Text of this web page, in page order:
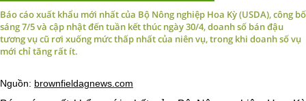
Báo cáo xuất khẩu mới nhất của Bộ Nông nghiệp Hoa Kỳ (USDA), công bố
sáng 7/5 và cập nhật đến tuần kết thúc ngày 30/4, doanh số bán đậu
tương vụ cũ rơi xuống mức thấp nhất của niên vụ, trong khi doanh số vụ
mới chỉ tăng rất ít.
Nguồn: brownfieldagnews.com